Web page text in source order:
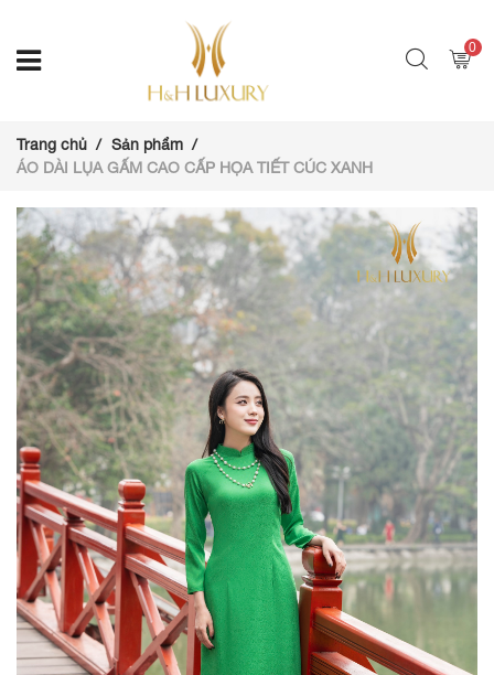
0
Trang chủ
Sản phẩm
ÁO DÀI LỤA GẤM CAO CẤP HỌA TIẾT CÚC XANH